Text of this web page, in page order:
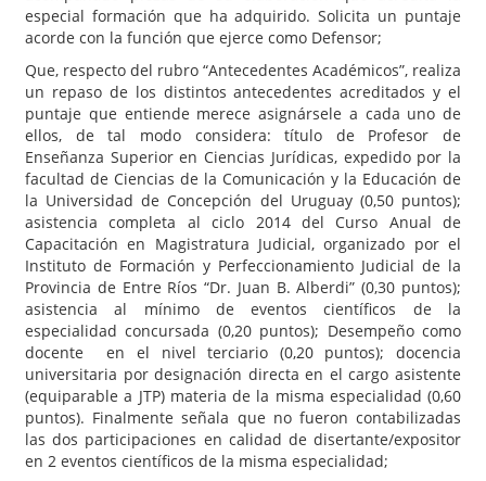
especial formación que ha adquirido. Solicita un puntaje
acorde con la función que ejerce como Defensor;
Que, respecto del rubro “Antecedentes Académicos”, realiza
un repaso de los distintos antecedentes acreditados y el
puntaje que entiende merece asignársele a cada uno de
ellos, de tal modo considera: título de Profesor de
Enseñanza Superior en Ciencias Jurídicas, expedido por la
facultad de Ciencias de la Comunicación y la Educación de
la Universidad de Concepción del Uruguay (0,50 puntos);
asistencia completa al ciclo 2014 del Curso Anual de
Capacitación en Magistratura Judicial, organizado por el
Instituto de Formación y Perfeccionamiento Judicial de la
Provincia de Entre Ríos “Dr. Juan B. Alberdi” (0,30 puntos);
asistencia al mínimo de eventos científicos de la
especialidad concursada (0,20 puntos); Desempeño como
docente en el nivel terciario (0,20 puntos); docencia
universitaria por designación directa en el cargo asistente
(equiparable a JTP) materia de la misma especialidad (0,60
puntos). Finalmente señala que no fueron contabilizadas
las dos participaciones en calidad de disertante/expositor
en 2 eventos científicos de la misma especialidad;